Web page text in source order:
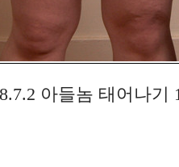
아들놈 태어나